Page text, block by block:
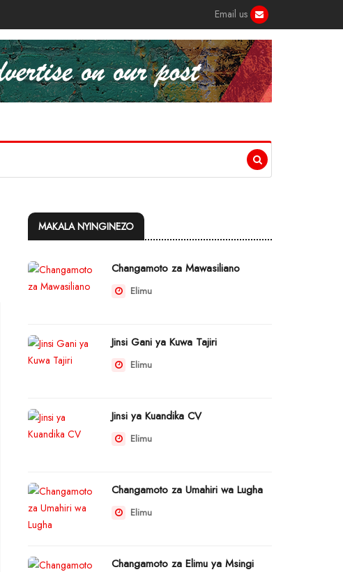
Email us
MAKALA NYINGINEZO
Changamoto za Mawasiliano
Elimu
Jinsi Gani ya Kuwa Tajiri
Elimu
Jinsi ya Kuandika CV
Elimu
Changamoto za Umahiri wa Lugha
Elimu
Changamoto za Elimu ya Msingi